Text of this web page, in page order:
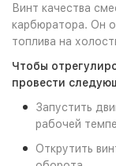
Винт качества
карбюратора. Он
топлива на
Чтобы
провести
Запустить
рабочей
Открутить